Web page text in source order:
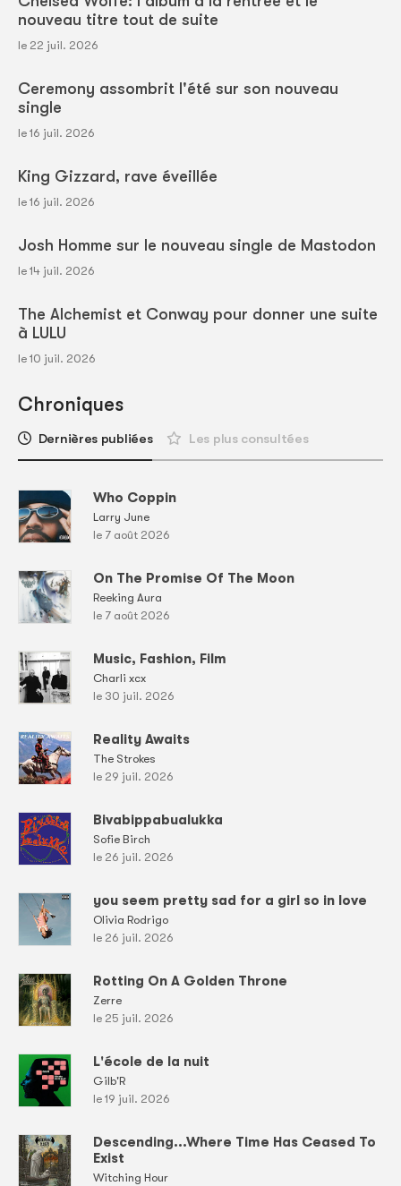
nouveau titre tout de suite
le 22 juil. 2026
Ceremony assombrit l'été sur son nouveau
single
le 16 juil. 2026
King Gizzard, rave éveillée
le 16 juil. 2026
Josh Homme sur le nouveau single de Mastodon
le 14 juil. 2026
The Alchemist et Conway pour donner une suite
à LULU
le 10 juil. 2026
Chroniques
Dernières publiées Les plus consultées
Who Coppin
Larry June
le 7 août 2026
On The Promise Of The Moon
Reeking Aura
le 7 août 2026
Music, Fashion, Film
Charli xcx
le 30 juil. 2026
Reality Awaits
The Strokes
le 29 juil. 2026
Bivabippabualukka
Sofie Birch
le 26 juil. 2026
you seem pretty sad for a girl so in love
Olivia Rodrigo
le 26 juil. 2026
Rotting On A Golden Throne
Zerre
le 25 juil. 2026
L'école de la nuit
Gilb'R
le 19 juil. 2026
Descending...Where Time Has Ceased To
Exist
Witching Hour